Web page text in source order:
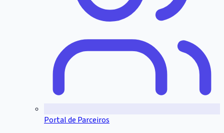
Portal de Parceiros